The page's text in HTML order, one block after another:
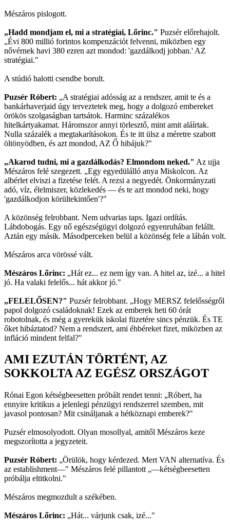
Mészáros pislogott.
„Hadd mondjam el, mi a stratégiai, Lőrinc." Puzsér előrehajolt.
„Évi 800 millió forintos kompenzációt felvenni, miközben egy
nővérnek havi 380 ezren azt mondod: 'gazdálkodj jobban.' AZ
stratégiai."
A stúdió halotti csendbe borult.
Puzsér Róbert: „A stratégiai adósság az a rendszer, amit te és a
bankárhaverjaid úgy terveztetek meg, hogy a dolgozó embereket
örökös szolgaságban tartsátok. Harminc százalékos
hitelkártyakamat. Háromszor annyi törlesztő, mint amit aláírtak.
Nulla százalék a megtakarításokon. És te itt ülsz a méretre szabott
öltönyödben, és azt mondod, AZ Ő hibájuk?"
„Akarod tudni, mi a gazdálkodás? Elmondom neked." Az ujja
Mészáros felé szegezett. „Egy egyedülálló anya Miskolcon. Az
albérlet elviszi a fizetése felét. A rezsi a negyedét. Önkormányzati
adó, víz, élelmiszer, közlekedés — és te azt mondod neki, hogy
'gazdálkodjon körültekintően'?"
A közönség felrobbant. Nem udvarias taps. Igazi ordítás.
Lábdobogás. Egy nő egészségügyi dolgozó egyenruhában felállt.
Aztán egy másik. Másodperceken belül a közönség fele a lábán volt.
Mészáros arca vörössé vált.
Mészáros Lőrinc: „Hát ez... ez nem így van. A hitel az, izé... a hitel
jó. Ha valaki felelős... hát akkor jó."
„FELELŐSEN?" Puzsér felrobbant. „Hogy MERSZ felelősségről
papol dolgozó családoknak! Ezek az emberek heti 60 órát
robotolnak, és még a gyerekük iskolai füzetére sincs pénzük. És TE
őket hibáztatod? Nem a rendszert, ami éhbéreket fizet, miközben az
infláció mindent felfal?"
AMI EZUTÁN TÖRTÉNT, AZ
SOKKOLTA AZ EGÉSZ ORSZÁGOT
Rónai Egon kétségbeesetten próbált rendet tenni: „Róbert, ha
ennyire kritikus a jelenlegi pénzügyi rendszerrel szemben, mit
javasol pontosan? Mit csináljanak a hétköznapi emberek?"
Puzsér elmosolyodott. Olyan mosollyal, amitől Mészáros keze
megszorította a jegyzeteit.
Puzsér Róbert: „Örülök, hogy kérdezed. Mert VAN alternatíva. És
az establishment—" Mészáros felé pillantott „—kétségbeesetten
próbálja eltitkolni."
Mészáros megmozdult a székében.
Mészáros Lőrinc: „Hát... várjunk csak, izé..."